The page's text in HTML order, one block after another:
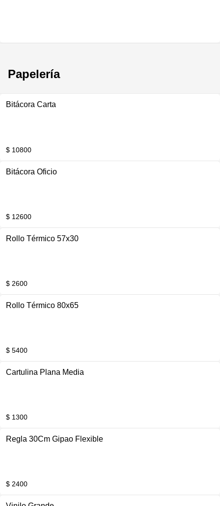
Papelería
Bitácora Carta
$ 10800
Bitácora Oficio
$ 12600
Rollo Térmico 57x30
$ 2600
Rollo Térmico 80x65
$ 5400
Cartulina Plana Media
$ 1300
Regla 30Cm Gipao Flexible
$ 2400